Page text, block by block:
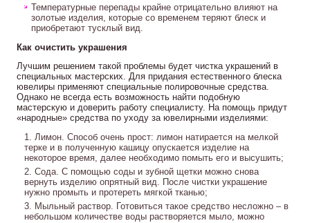
Температурные перепады крайне отрицательно влияют на
золотые изделия, которые со временем теряют блеск и
приобретают тусклый вид.
Как очистить украшения
Лучшим решением такой проблемы будет чистка украшений в
специальных мастерских. Для придания естественного блеска
ювелиры применяют специальные полировочные средства.
Однако не всегда есть возможность найти подобную
мастерскую и доверить работу специалисту. На помощь придут
«народные» средства по уходу за ювелирными изделиями:
Лимон. Способ очень прост: лимон натирается на мелкой
терке и в полученную кашицу опускается изделие на
некоторое время, далее необходимо помыть его и высушить;
Сода. С помощью соды и зубной щетки можно снова
вернуть изделию опрятный вид. После чистки украшение
нужно промыть и протереть мягкой тканью;
Мыльный раствор. Готовиться такое средство несложно – в
небольшом количестве воды растворяется мыло, можно